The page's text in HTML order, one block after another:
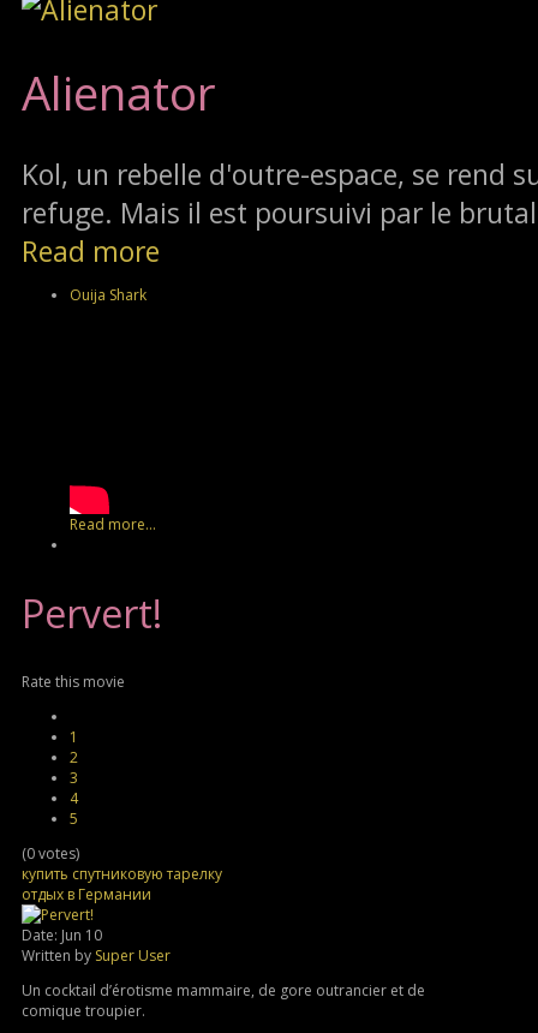
Alienator
Kol, un rebelle d'outre-espace, se rend
refuge. Mais il est poursuivi par le
Read more
Ouija Shark
Read more...
Pervert!
Rate this movie
1
2
3
4
5
(0 votes)
купить спутниковую тарелку
отдых в Германии
Date: Jun 10
Written by Super User
Un cocktail d’érotisme mammaire, de gore outrancier et de
comique troupier.